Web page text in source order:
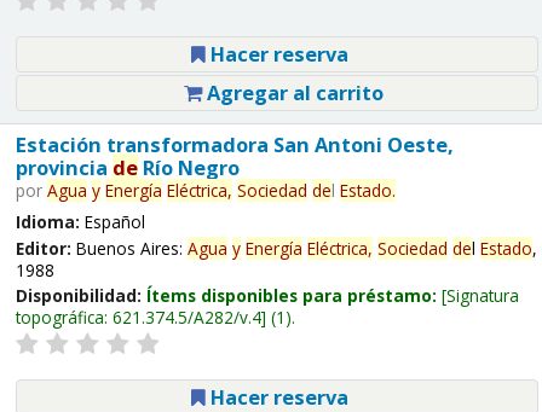
Hacer reserva
Agregar al carrito
Estación transformadora San Antoni Oeste,
provincia deRío Negro
por Agua y Energía Eléctrica, Sociedad del Estado.
Idioma: Español
Editor: Buenos Aires: Agua y Energía Eléctrica, Sociedad del Estado,
1988
Disponibilidad: Ítems disponibles para préstamo: Signatura
topográfica: 621.374.5/A282/v.4 (1).
Hacer reserva